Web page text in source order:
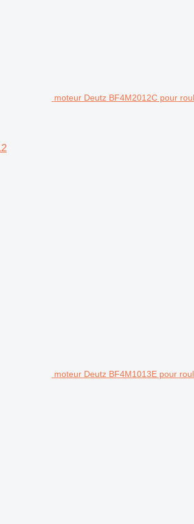
moteur Deutz BF4M2012C pour
moteur Deutz BF4M1013E pour